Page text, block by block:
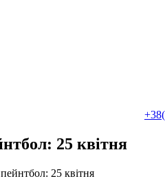
25 квітня
25 квітня